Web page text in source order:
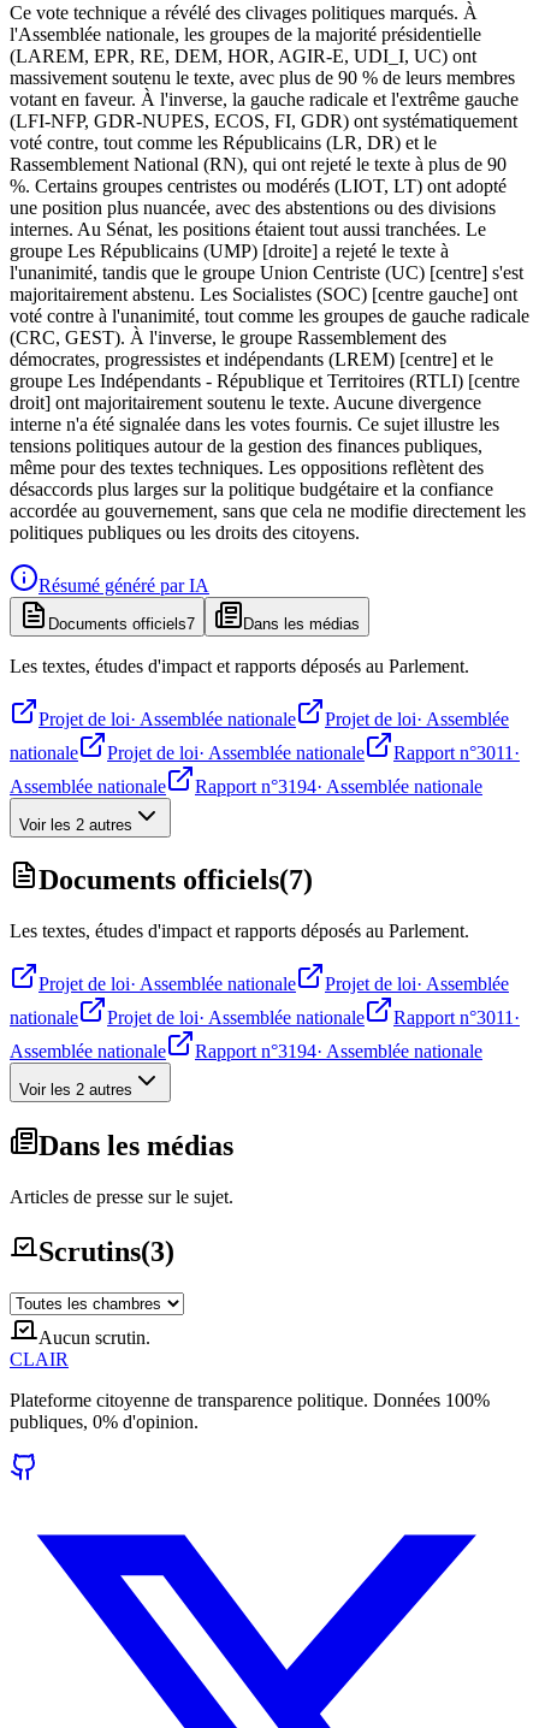
Ce vote technique a révélé des clivages politiques marqués. À
l'Assemblée nationale, les groupes de la majorité présidentielle
(LAREM, EPR, RE, DEM, HOR, AGIR-E, UDI_I, UC) ont
massivement soutenu le texte, avec plus de 90 % de leurs membres
votant en faveur. À l'inverse, la gauche radicale et l'extrême gauche
(LFI-NFP, GDR-NUPES, ECOS, FI, GDR) ont systématiquement
voté contre, tout comme les Républicains (LR, DR) et le
Rassemblement National (RN), qui ont rejeté le texte à plus de 90
%. Certains groupes centristes ou modérés (LIOT, LT) ont adopté
une position plus nuancée, avec des abstentions ou des divisions
internes. Au Sénat, les positions étaient tout aussi tranchées. Le
groupe Les Républicains (UMP) [droite] a rejeté le texte à
l'unanimité, tandis que le groupe Union Centriste (UC) [centre] s'est
majoritairement abstenu. Les Socialistes (SOC) [centre gauche] ont
voté contre à l'unanimité, tout comme les groupes de gauche radicale
(CRC, GEST). À l'inverse, le groupe Rassemblement des
démocrates, progressistes et indépendants (LREM) [centre] et le
groupe Les Indépendants - République et Territoires (RTLI) [centre
droit] ont majoritairement soutenu le texte. Aucune divergence
interne n'a été signalée dans les votes fournis. Ce sujet illustre les
tensions politiques autour de la gestion des finances publiques,
même pour des textes techniques. Les oppositions reflètent des
désaccords plus larges sur la politique budgétaire et la confiance
accordée au gouvernement, sans que cela ne modifie directement les
politiques publiques ou les droits des citoyens.
Résumé généré par IA
Documents officiels7 Dans les médias
Les textes, études d'impact et rapports déposés au Parlement.
Projet de loi· Assemblée nationale Projet de loi· Assemblée
nationale
Projet de loi· Assemblée nationale Rapport n°3011 ·
Assemblée nationale
Rapport n°3194· Assemblée nationale
Voir les 2 autres
Documents officiels(7)
Les textes, études d'impact et rapports déposés au Parlement.
Projet de loi· Assemblée nationale Projet de loi· Assemblée
nationale
Projet de loi· Assemblée nationale Rapport n°3011 ·
Assemblée nationale
Rapport n°3194· Assemblée nationale
Voir les 2 autres
Dans les médias
Articles de presse sur le sujet.
Scrutins(3)
Aucun scrutin.
CLAIR
Plateforme citoyenne de transparence politique. Données 100%
publiques, 0% d'opinion.